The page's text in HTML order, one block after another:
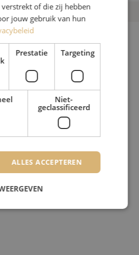
M20000068
of die zij hebben
jouw gebruik van hun
Prestatie Targeting
Niet-
geclassificeerd
ALLES ACCEPTEREN